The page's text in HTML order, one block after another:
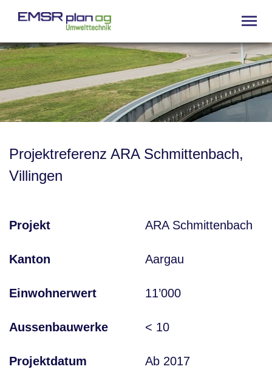
Projektreferenz ARA Schmittenbach,
Villingen
Projekt ARA Schmittenbach
Kanton Aargau
Einwohnerwert 11’000
Aussenbauwerke < 10
Projektdatum Ab 2017